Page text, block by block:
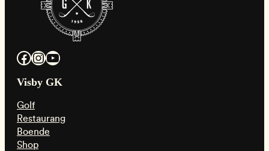
Facebook InstagramYouTube
Visby GK
Golf
Restaurang
Boende
Shop